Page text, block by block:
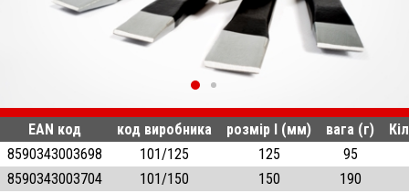
EAN код код виробника розмір l (мм) вага (г)
8590343003698
101/125 125
95
8590343003704
101/150 150
190